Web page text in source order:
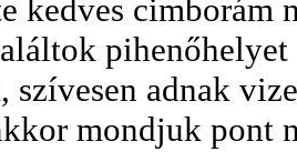
kedves cimborám
pihenőhelyet
szívesen adnak
mondjuk pont